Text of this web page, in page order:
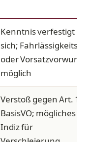
Kenntnis verfestigt
sich; Fahrlässigkeits-
oder Vorsatzvorwurf
möglich
Verstoß gegen Art. 19
BasisVO; mögliches
Indiz für